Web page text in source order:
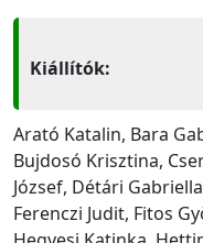
Kiállítók:
Arató Katalin, Bara
Bujdosó Krisztina,
József, Détári
Ferenczi Judit, Fitos